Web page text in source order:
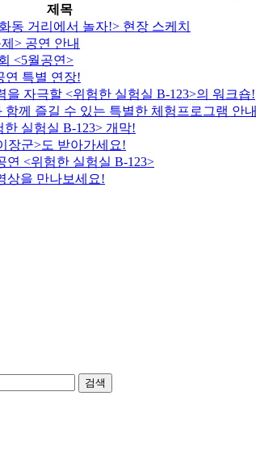
제목
동 거리에서 놀자!> 현장 스케치
> 공연 안내
<5월공연>
연 특별 연장!
을 자극할 <위험한 실험실 B-123>의 워크숍!
함께 즐길 수 있는 특별한 체험프로그램 안내
실험실 B-123> 개막!
장군>도 받아가세요!
연 <위험한 실험실 B-123>
상을 만나보세요!
검색